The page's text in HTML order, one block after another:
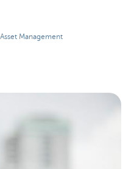
Management